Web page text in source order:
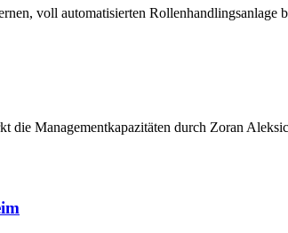
voll automatisierten Rollenhandlingsanlage
die Managementkapazitäten durch Zoran